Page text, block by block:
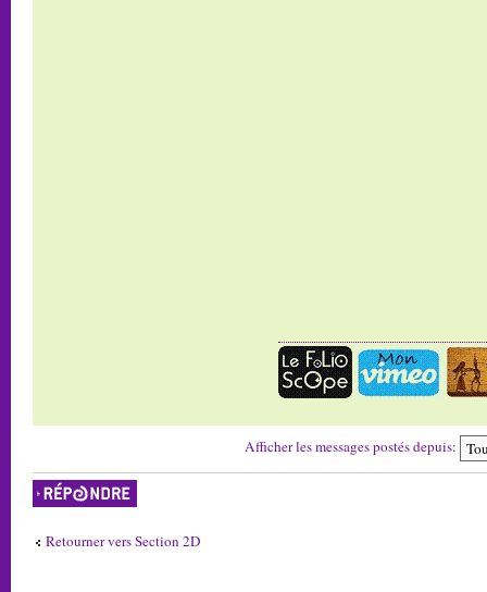
Afficher les messages postés depuis:
Répondre
Retourner vers Section 2D